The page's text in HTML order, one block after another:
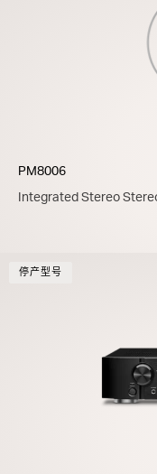
PM8006
Integrated Stereo
停产型号